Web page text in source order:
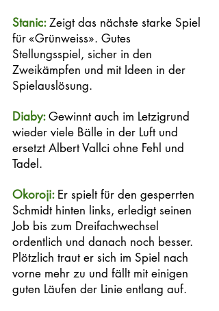
Stanic: Zeigt das nächste starke Spiel
für «Grünweiss». Gutes
Stellungsspiel, sicher in den
Zweikämpfen und mit Ideen in der
Spielauslösung.
Diaby: Gewinnt auch im Letzigrund
wieder viele Bälle in der Luft und
ersetzt Albert Vallci ohne Fehl und
Tadel.
Okoroji: Er spielt für den gesperrten
Schmidt hinten links, erledigt seinen
Job bis zum Dreifachwechsel
ordentlich und danach noch besser.
Plötzlich traut er sich im Spiel nach
vorne mehr zu und fällt mit einigen
guten Läufen der Linie entlang auf.